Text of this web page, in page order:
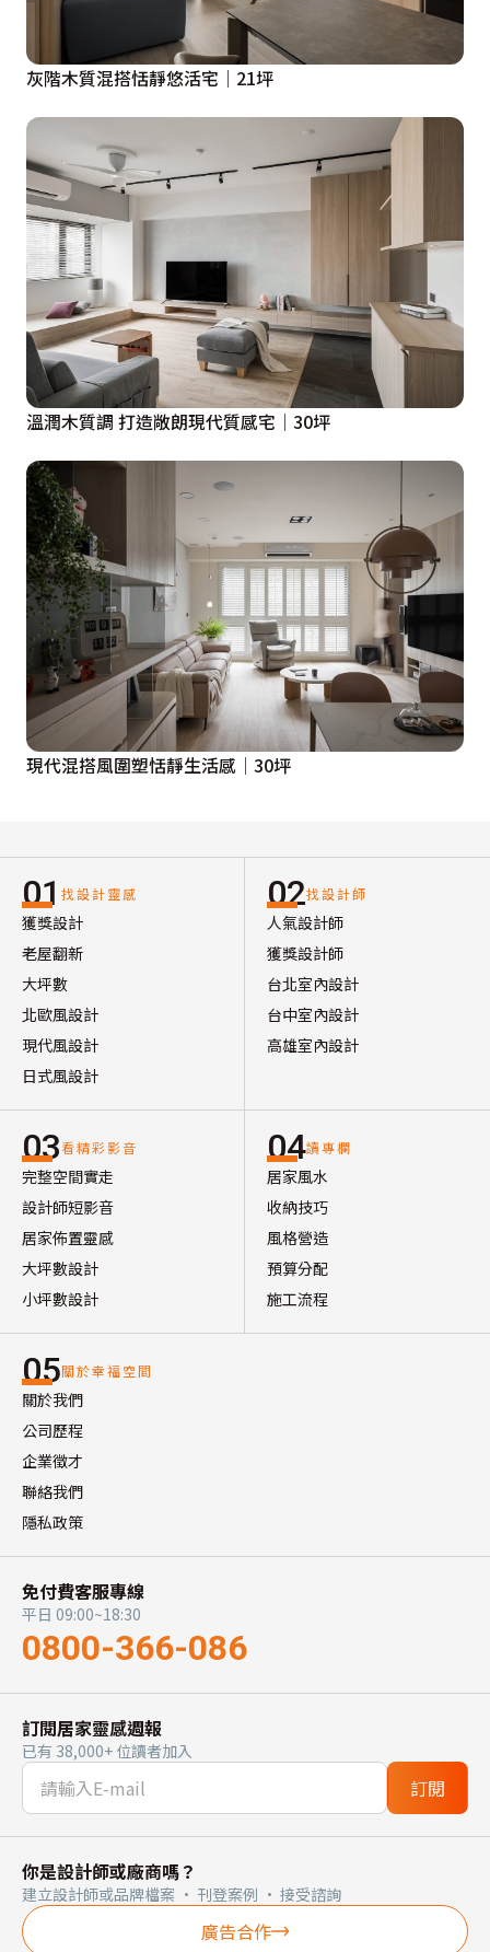
灰階木質混搭恬靜悠活宅│21坪
溫潤木質調 打造敞朗現代質感宅│30坪
現代混搭風圍塑恬靜生活感│30坪
01 找設計靈感
獲獎設計
老屋翻新
大坪數
北歐風設計
現代風設計
日式風設計
02找設計師
人氣設計師
獲獎設計師
台北室內設計
台中室內設計
高雄室內設計
03看精彩影音
完整空間實走
設計師短影音
居家佈置靈感
大坪數設計
小坪數設計
04讀專欄
居家風水
收納技巧
風格營造
預算分配
施工流程
05關於幸福空間
關於我們
公司歷程
企業徵才
聯絡我們
隱私政策
免付費客服專線
平日 09:00~18:30
0800-366-086
訂閱居家靈感週報
已有 38,000+ 位讀者加入
訂閱
你是設計師或廠商嗎？
建立設計師或品牌檔案 · 刊登案例 · 接受諮詢
廣告合作